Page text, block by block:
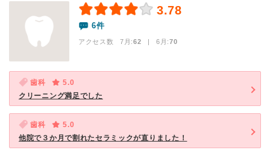
3.78
6件
アクセス数 7月:62 | 6月:70
歯科
5.0
クリーニング満足でした
歯科
5.0
他院で３か月で割れたセラミックが直りました！